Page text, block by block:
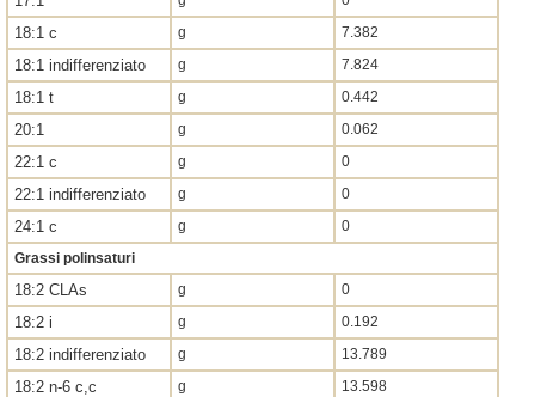
18:1 c g 7.382
18:1 indifferenziato g 7.824
18:1 t g 0.442
20:1 g 0.062
22:1 c g 0
22:1 indifferenziato g 0
24:1 c g
0
Grassi polinsaturi
18:2 CLAs g 0
18:2 i g 0.192
18:2 indifferenziato g 13.789
18:2 n-6 c,c g 13.598